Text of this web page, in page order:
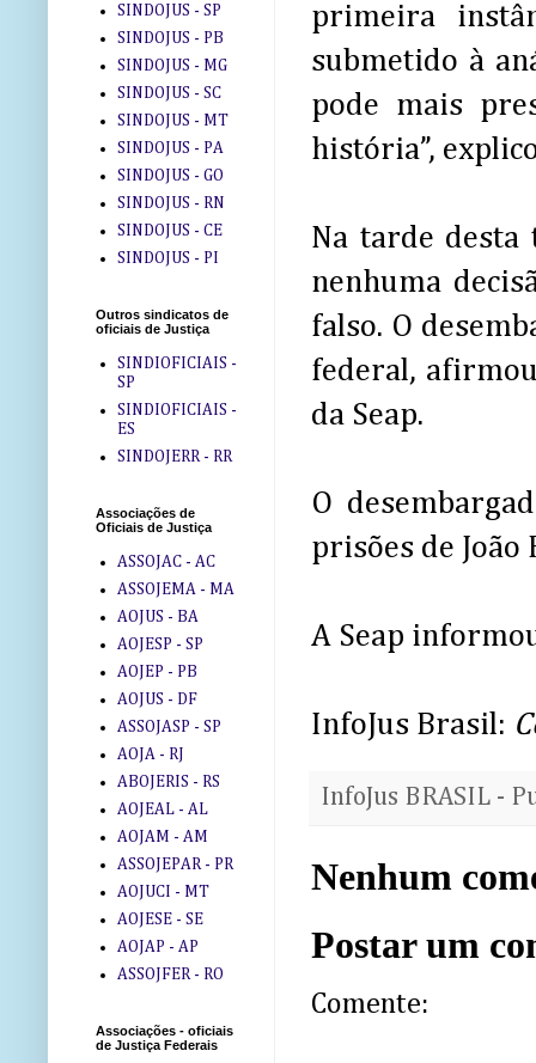
primeira
submetido à
pode mais
história”,
Na tarde desta
nenhuma
falso. O
federal,
da Seap.
O
prisões de
A Seap
InfoJus Brasil:
InfoJus BRASIL -
Nenhum
Postar um
Comente:
SINDOJUS - SP
SINDOJUS - PB
SINDOJUS - MG
SINDOJUS - SC
SINDOJUS - MT
SINDOJUS - PA
SINDOJUS - GO
SINDOJUS - RN
SINDOJUS - CE
SINDOJUS - PI
Outros sindicatos de
oficiais de Justiça
SINDIOFICIAIS -
SP
SINDIOFICIAIS -
ES
SINDOJERR - RR
Associações de
Oficiais de Justiça
ASSOJAC - AC
ASSOJEMA - MA
AOJUS - BA
AOJESP - SP
AOJEP - PB
AOJUS - DF
ASSOJASP - SP
AOJA - RJ
ABOJERIS - RS
AOJEAL - AL
AOJAM - AM
ASSOJEPAR - PR
AOJUCI - MT
AOJESE - SE
AOJAP - AP
ASSOJFER - RO
Associações - oficiais
de Justiça Federais